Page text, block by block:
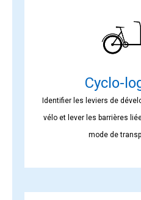
Cyclo-
Identifier les leviers de
vélo et lever les barrières
mode de